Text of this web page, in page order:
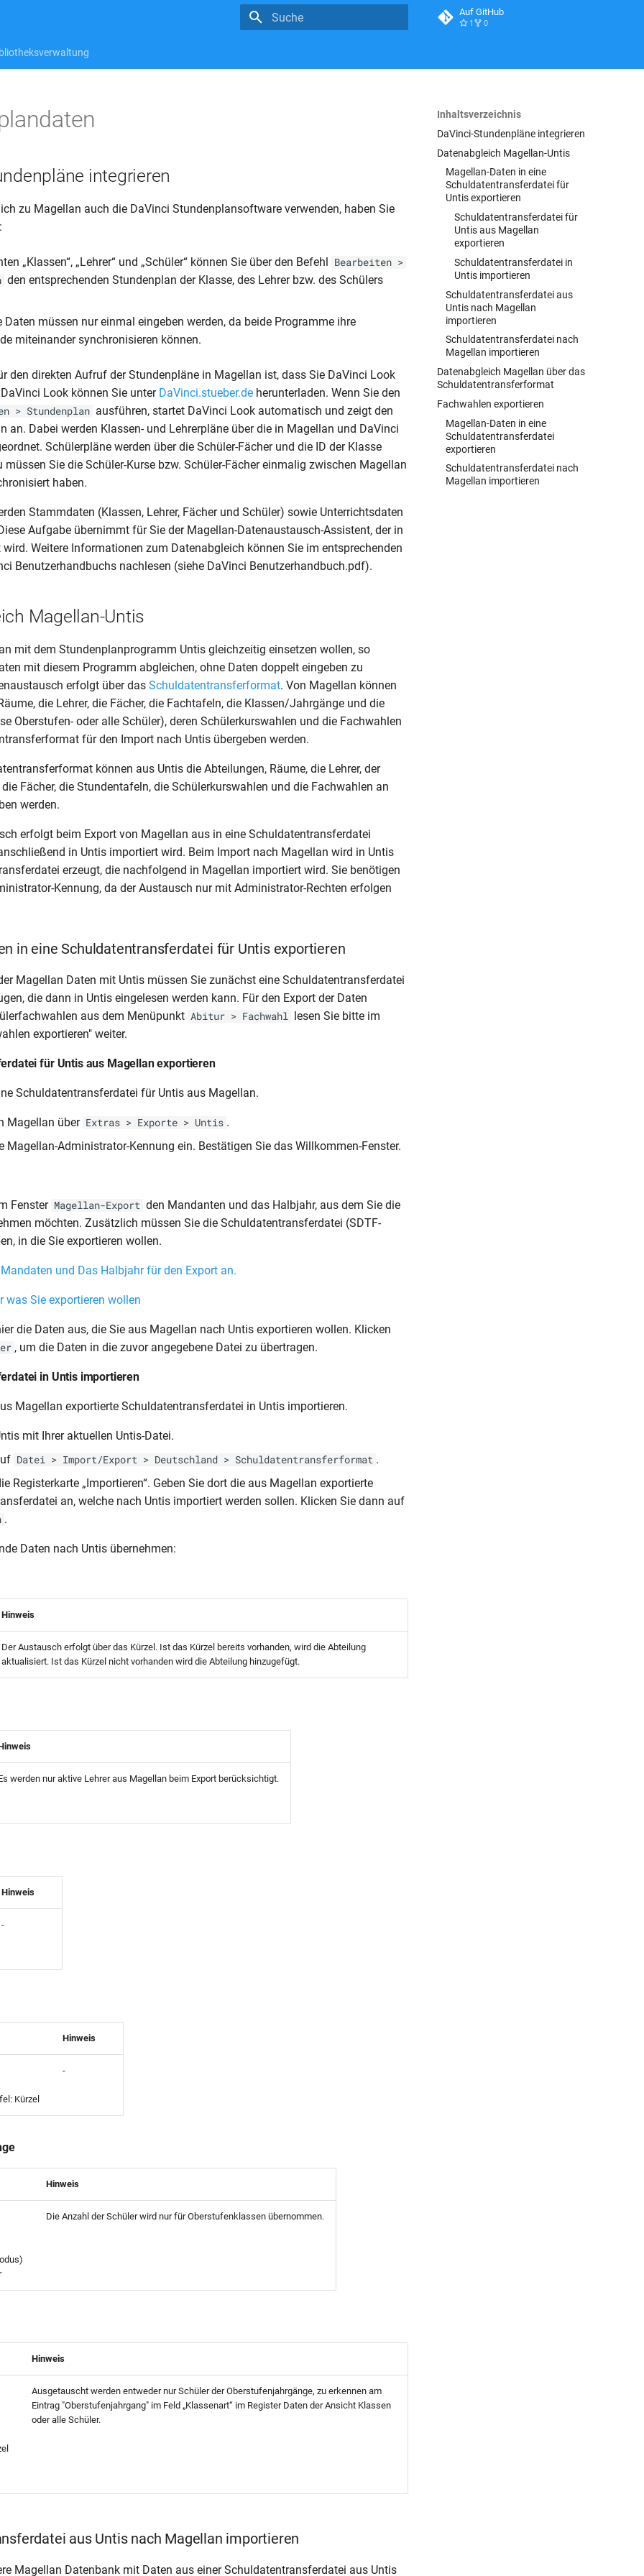
Auf GitHub
1 0
Inhaltsverzeichnis
DaVinci-Stundenpläne integrieren
Datenabgleich Magellan-Untis
Magellan-Daten in eine
Schuldatentransferdatei für
Untis exportieren
Schuldatentransferdatei für
Untis aus Magellan
exportieren
Schuldatentransferdatei in
Untis importieren
Schuldatentransferdatei aus
Untis nach Magellan
importieren
Schuldatentransferdatei nach
Magellan importieren
Datenabgleich Magellan über das
Schuldatentransferformat
Fachwahlen exportieren
Magellan-Daten in eine
Schuldatentransferdatei
exportieren
Schuldatentransferdatei nach
Magellan importieren
integrieren
zu Magellan auch die DaVinci Stundenplansoftware verwenden, haben Sie
„Klassen“, „Lehrer“ und „Schüler“ können Sie über den Befehl Bearbeiten >
den entsprechenden Stundenplan der Klasse, des Lehrer bzw. des Schülers
Daten müssen nur einmal eingeben werden, da beide Programme ihre
miteinander synchronisieren können.
den direkten Aufruf der Stundenpläne in Magellan ist, dass Sie DaVinci Look
Look können Sie unter DaVinci.stueber.de herunterladen. Wenn Sie den
> Stundenplan ausführen, startet DaVinci Look automatisch und zeigt den
an. Dabei werden Klassen- und Lehrerpläne über die in Magellan und DaVinci
Schülerpläne werden über die Schüler-Fächer und die ID der Klasse
müssen Sie die Schüler-Kurse bzw. Schüler-Fächer einmalig zwischen Magellan
haben.
Stammdaten (Klassen, Lehrer, Fächer und Schüler) sowie Unterrichtsdaten
Aufgabe übernimmt für Sie der Magellan-Datenaustausch-Assistent, der in
Weitere Informationen zum Datenabgleich können Sie im entsprechenden
Benutzerhandbuchs nachlesen (siehe DaVinci Benutzerhandbuch.pdf).
Magellan-Untis
mit dem Stundenplanprogramm Untis gleichzeitig einsetzen wollen, so
mit diesem Programm abgleichen, ohne Daten doppelt eingeben zu
erfolgt über das Schuldatentransferformat. Von Magellan können
die Lehrer, die Fächer, die Fachtafeln, die Klassen/Jahrgänge und die
Oberstufen- oder alle Schüler), deren Schülerkurswahlen und die Fachwahlen
für den Import nach Untis übergeben werden.
können aus Untis die Abteilungen, Räume, die Lehrer, der
die Fächer, die Stundentafeln, die Schülerkurswahlen und die Fachwahlen an
werden.
erfolgt beim Export von Magellan aus in eine Schuldatentransferdatei
in Untis importiert wird. Beim Import nach Magellan wird in Untis
erzeugt, die nachfolgend in Magellan importiert wird. Sie benötigen
Kennung, da der Austausch nur mit Administrator-Rechten erfolgen
in eine Schuldatentransferdatei für Untis exportieren
Magellan Daten mit Untis müssen Sie zunächst eine Schuldatentransferdatei
die dann in Untis eingelesen werden kann. Für den Export der Daten
aus dem Menüpunkt Abitur > Fachwahl lesen Sie bitte im
exportieren" weiter.
für Untis aus Magellan exportieren
Schuldatentransferdatei für Untis aus Magellan.
Magellan über Extras > Exporte > Untis .
Magellan-Administrator-Kennung ein. Bestätigen Sie das Willkommen-Fenster.
Fenster Magellan-Export den Mandanten und das Halbjahr, aus dem Sie die
möchten. Zusätzlich müssen Sie die Schuldatentransferdatei (SDTF-
in die Sie exportieren wollen.
die Daten aus, die Sie aus Magellan nach Untis exportieren wollen. Klicken
, um die Daten in die zuvor angegebene Datei zu übertragen.
in Untis importieren
Magellan exportierte Schuldatentransferdatei in Untis importieren.
mit Ihrer aktuellen Untis-Datei.
Datei > Import/Export > Deutschland > Schuldatentransferformat .
Registerkarte „Importieren“. Geben Sie dort die aus Magellan exportierte
an, welche nach Untis importiert werden sollen. Klicken Sie dann auf
.
Daten nach Untis übernehmen:
Hinweis
Der Austausch erfolgt über das Kürzel. Ist das Kürzel bereits vorhanden, wird die Abteilung
aktualisiert. Ist das Kürzel nicht vorhanden wird die Abteilung hinzugefügt.
werden nur aktive Lehrer aus Magellan beim Export berücksichtigt.
Hinweis
-
Hinweis
Kürzel
-
Hinweis
Die Anzahl der Schüler wird nur für Oberstufenklassen übernommen.
Hinweis
Ausgetauscht werden entweder nur Schüler der Oberstufenjahrgänge, zu erkennen am
Eintrag "Oberstufenjahrgang" im Feld „Klassenart“ im Register Daten der Ansicht Klassen
oder alle Schüler.
aus Untis nach Magellan importieren
Magellan Datenbank mit Daten aus einer Schuldatentransferdatei aus Untis